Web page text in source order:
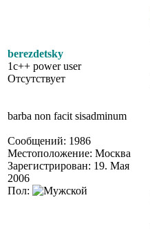
berezdetsky
1c++ power user
Отсутствует
barba non facit sisadminum
Сообщений: 1986
Местоположение: Москва
Зарегистрирован: 19. Мая
2006
Пол: